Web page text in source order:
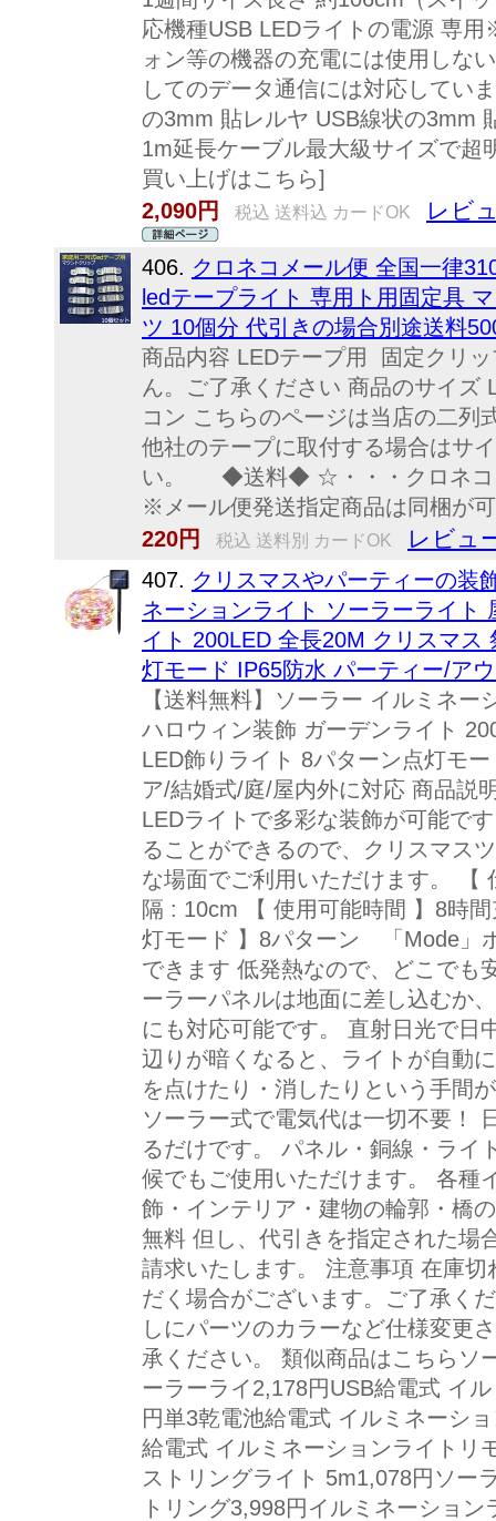
応機種USB LEDライトの電源 専
ォン等の機器の充電には使用しな
してのデータ通信には対応してい
の3mm 貼レルヤ USB線状の3mm
1m延長ケーブル最大級サイズで超
買い上げはこちら]
2,090円
税込 送料込 カードOK レビ
406. クロネコメール便 全国一律
ledテープライト 専用ト用固定具
ツ 10個分 代引きの場合別途送料
商品内容 LEDテープ用 固定クリ
ん。ご了承ください 商品のサイズ
コン こちらのページは当店の二列
他社のテープに取付する場合はサ
い。 ◆送料◆ ☆・・・クロネコ
※メール便発送指定商品は同梱が
220円
税込 送料別 カードOK レビュ
407. クリスマスやパーティーの装
ネーションライト ソーラーライト
イト 200LED 全長20M クリスマ
灯モード IP65防水 パーティー/ア
【送料無料】ソーラー イルミネ
ハロウィン装飾 ガーデンライト
LED飾りライト 8パターン点灯モ
ア/結婚式/庭/屋内外に対応 商品説
LEDライトで多彩な装飾が可能で
ることができるので、クリスマス
な場面でご利用いただけます。 【
隔 : 10cm 【 使用可能時間 】8時
灯モード 】8パターン 「Mode」
できます 低発熱なので、どこでも
ーラーパネルは地面に差し込むか
にも対応可能です。 直射日光で日
辺りが暗くなると、ライトが自動
を点けたり・消したりという手間
ソーラー式で電気代は一切不要！
るだけです。 パネル・銅線・ライ
候でもご使用いただけます。 各種
飾・インテリア・建物の輪郭・橋
無料 但し、代引きを指定された場
請求いたします。 注意事項 在庫
だく場合がございます。ご了承く
しにパーツのカラーなど仕様変更
承ください。 類似商品はこちらソ
ーラーライ2,178円USB給電式 イ
円単3乾電池給電式 イルミネーシ
給電式 イルミネーションライトリ
ストリングライト 5m1,078円ソー
トリング3,998円イルミネーショ